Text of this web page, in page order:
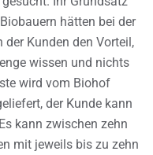
hätten bei der
Kunden den Vorteil,
wissen und nichts
wird vom Biohof
der Kunde kann
kann zwischen zehn
mit jeweils bis zu zehn